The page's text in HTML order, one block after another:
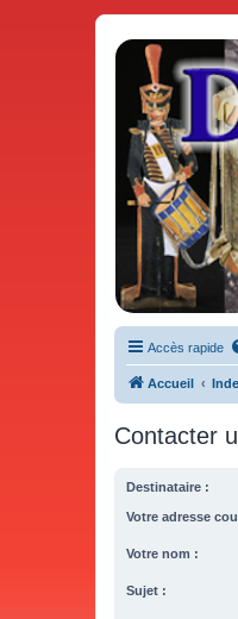
De
Forums de
Accès rapide
Accueil
Contacter
Destinataire :
Votre adresse
Votre nom :
Sujet :